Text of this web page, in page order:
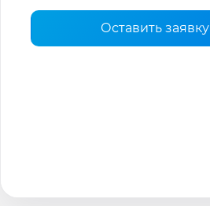
Оставить заявку